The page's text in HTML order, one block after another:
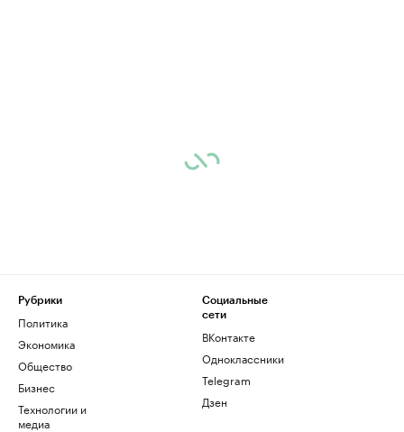
Рубрики
Политика
Экономика
Общество
Бизнес
Технологии и
медиа
Социальные
сети
ВКонтакте
Одноклассники
Telegram
Дзен